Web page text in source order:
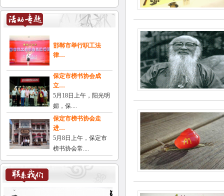
邯郸市举行职工法
律…
保定市榜书协会成
立…
5月18日上午，阳光明
媚，保....
保定市榜书协会走
进…
5月8日上午，保定市
榜书协会常....